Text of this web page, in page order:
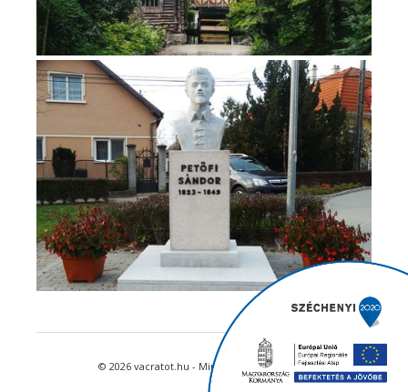
© 2026 vacratot.hu - Minden jog fenntartva.